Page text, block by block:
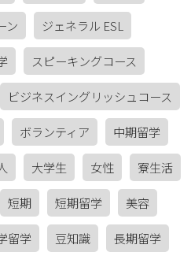
ン ジェネラル ESL
スピーキングコース
ビジネスイングリッシュコース
ボランティア 中期留学
大学生 女性 寮生活
短期 短期留学 美容
留学 豆知識 長期留学